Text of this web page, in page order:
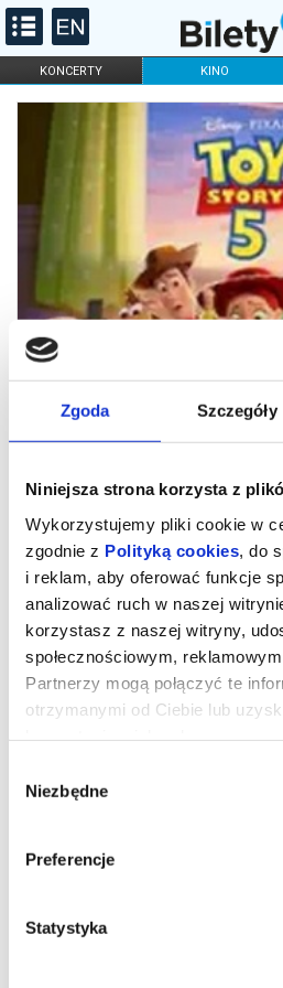
Zgoda Szczegóły
Niniejsza strona korzysta z
Wykorzystujemy pliki cookie w
zgodnie z Polityką cookies , do
i reklam, aby oferować funkcje
analizować ruch w naszej
korzystasz z naszej witryny,
społecznościowym,
Partnerzy mogą połączyć te
otrzymanymi od Ciebie lub
zgody
Niezbędne
Preferencje
Statystyka
KONCERTY KINO
FILHARMONIA OPERA I BALET
ONLINE
*******